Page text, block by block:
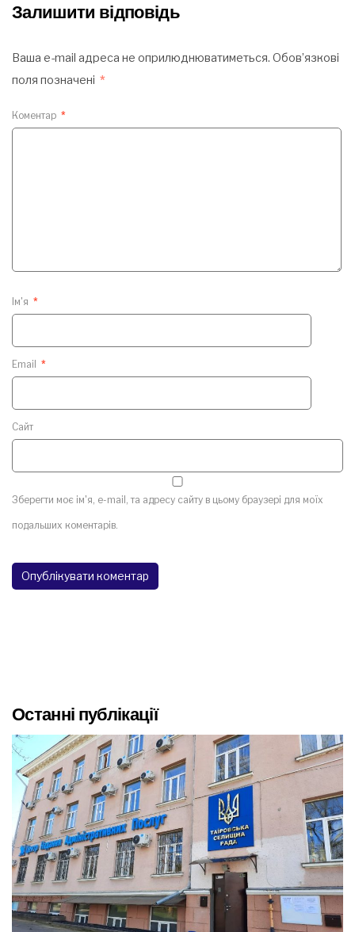
Залишити відповідь
Ваша e-mail адреса не оприлюднюватиметься. Обов’язкові
поля позначені *
Коментар *
Ім'я *
Email *
Сайт
Зберегти моє ім'я, e-mail, та адресу сайту в цьому браузері для моїх
подальших коментарів.
Останні публікації